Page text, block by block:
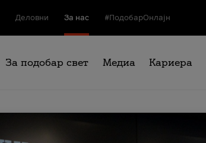
Деловни За нас #ПодобарОнлајн
За подобар свет Медиа Кариера